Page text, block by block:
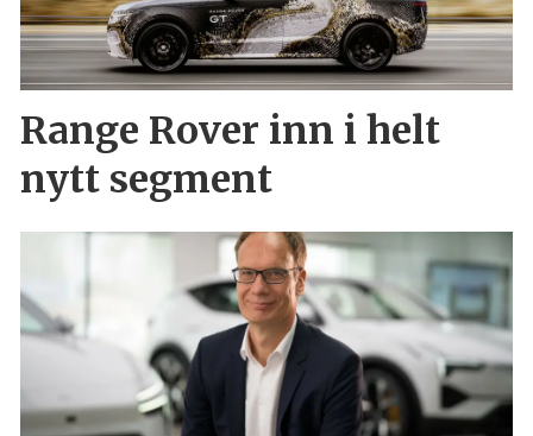
Range Rover inn i helt
nytt segment